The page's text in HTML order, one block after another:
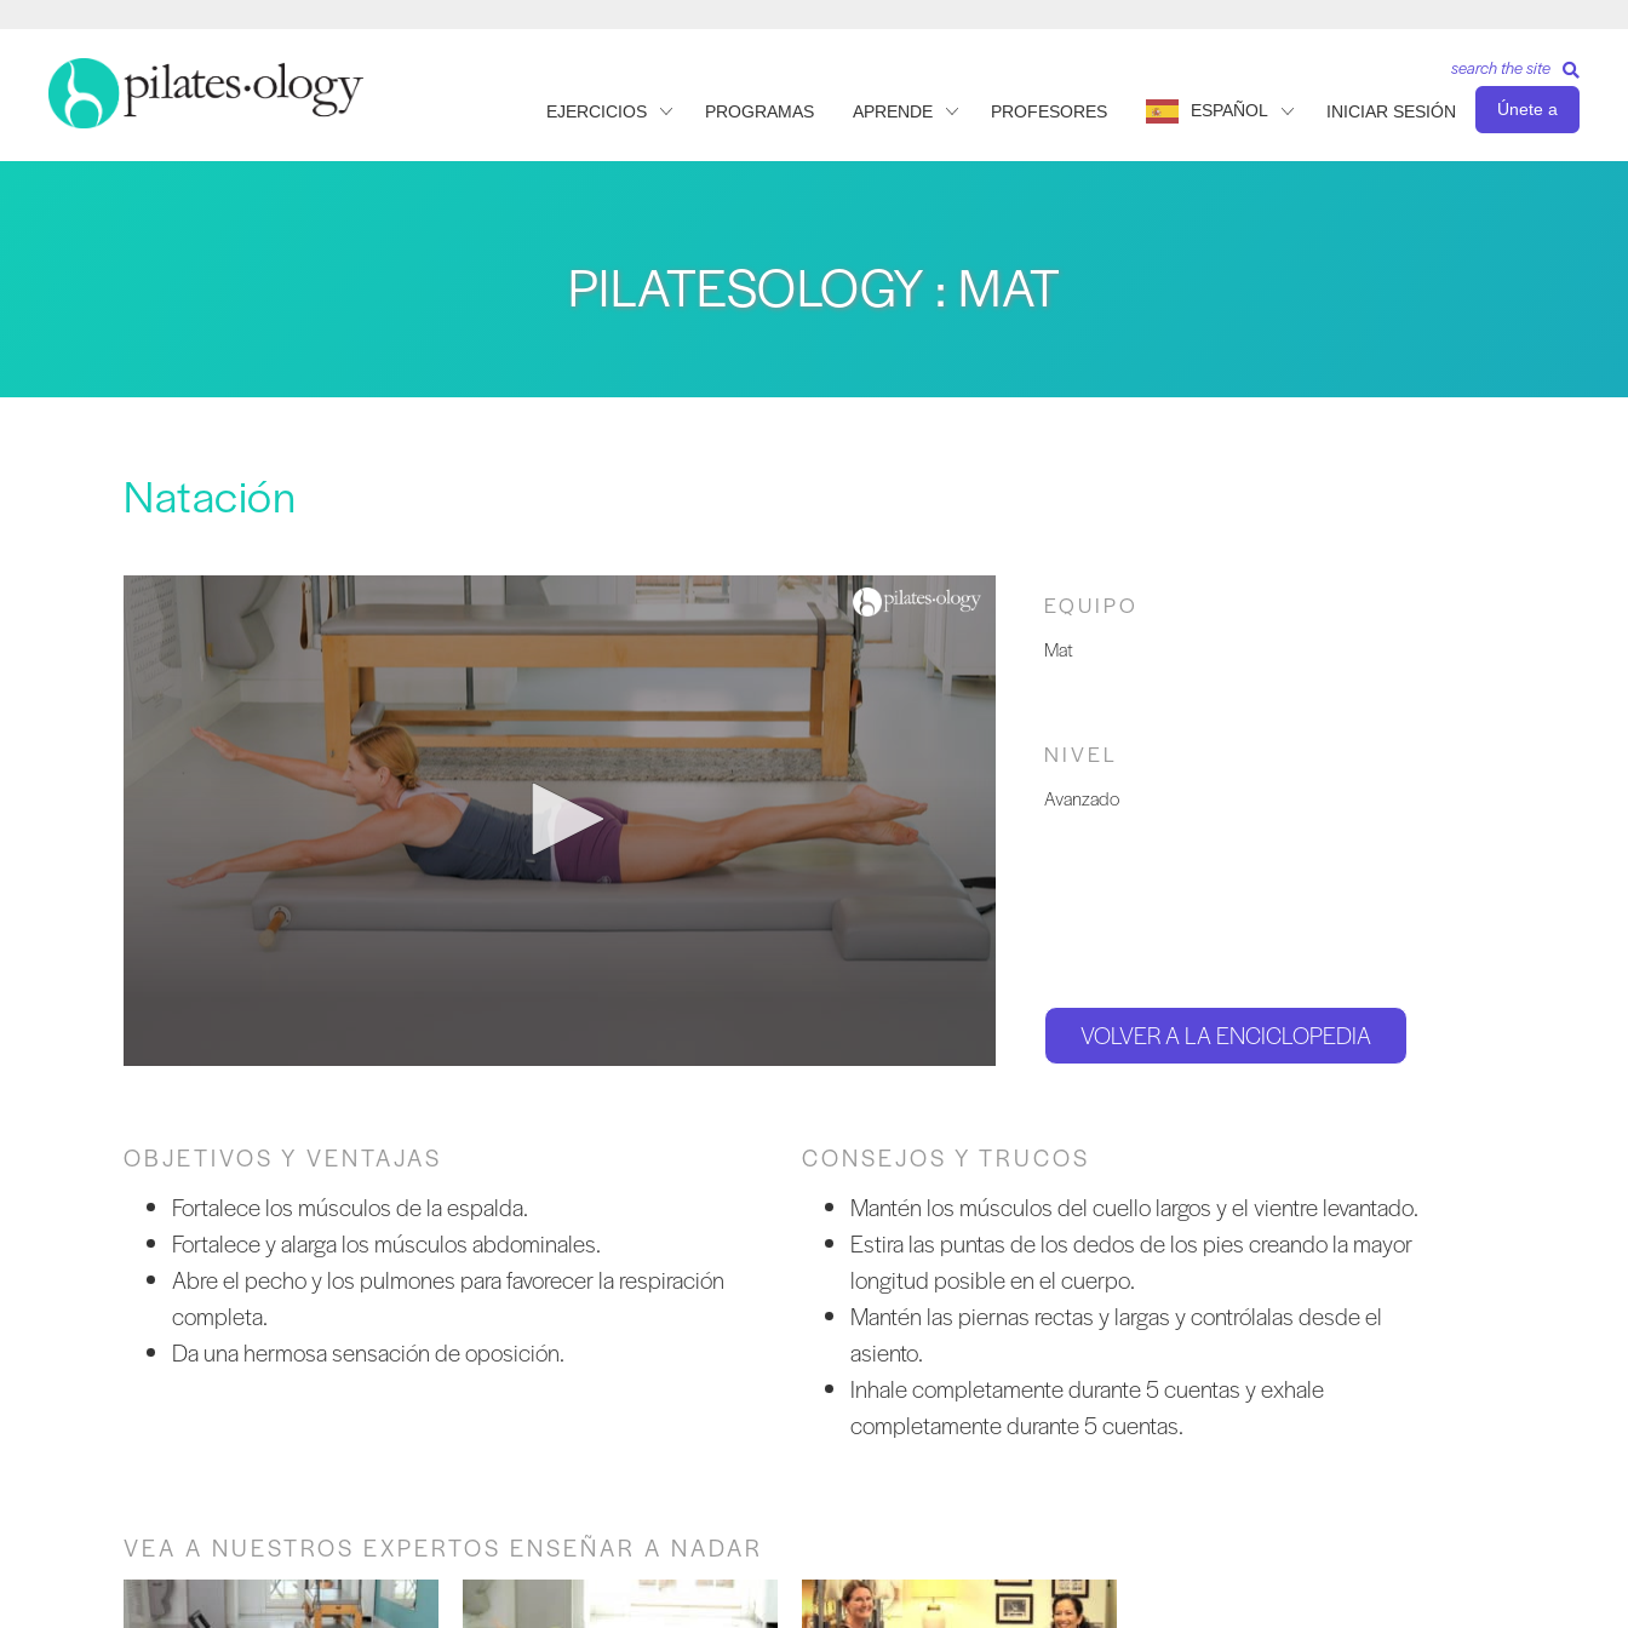
EJERCICIOS PROGRAMAS APRENDE PROFESORES ESPAÑOL INICIAR SESIÓN Únete a
search the site
PILATESOLOGY : MAT
Natación
EQUIPO
Mat
NIVEL
Avanzado
VOLVER A LA ENCICLOPEDIA
OBJETIVOS Y VENTAJAS
Fortalece los músculos de la espalda.
Fortalece y alarga los músculos abdominales.
Abre el pecho y los pulmones para favorecer la respiración
completa.
Da una hermosa sensación de oposición.
CONSEJOS Y TRUCOS
Mantén los músculos del cuello largos y el vientre levantado.
Estira las puntas de los dedos de los pies creando la mayor
longitud posible en el cuerpo.
Mantén las piernas rectas y largas y contrólalas desde el
asiento.
Inhale completamente durante 5 cuentas y exhale
completamente durante 5 cuentas.
VEA A NUESTROS EXPERTOS ENSEÑAR A NADAR